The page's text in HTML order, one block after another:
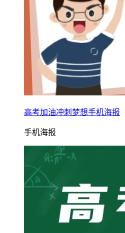
高考加油冲刺梦想手机海报
手机海报